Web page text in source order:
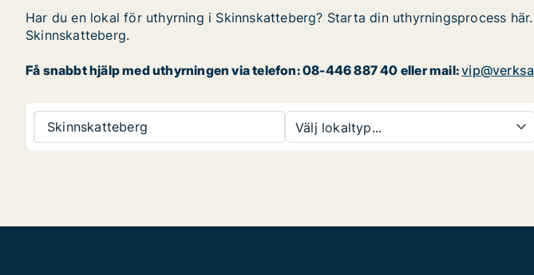
Har du en lokal för uthyrning i Skinnskatteberg? Starta din uthyrningsprocess
Skinnskatteberg.
Få snabbt hjälp med uthyrningen via telefon: 08-446 887 40 eller mail:
Skinnskatteberg Välj lokaltyp...